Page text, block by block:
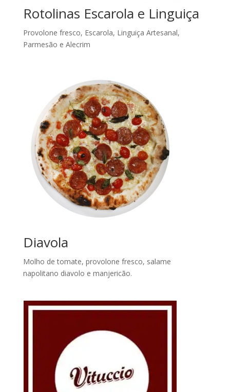
Rotolinas Escarola e Linguiça
Provolone fresco, Escarola, Linguiça Artesanal,
Parmesão e Alecrim
Diavola
Molho de tomate, provolone fresco, salame
napolitano diavolo e manjericão.